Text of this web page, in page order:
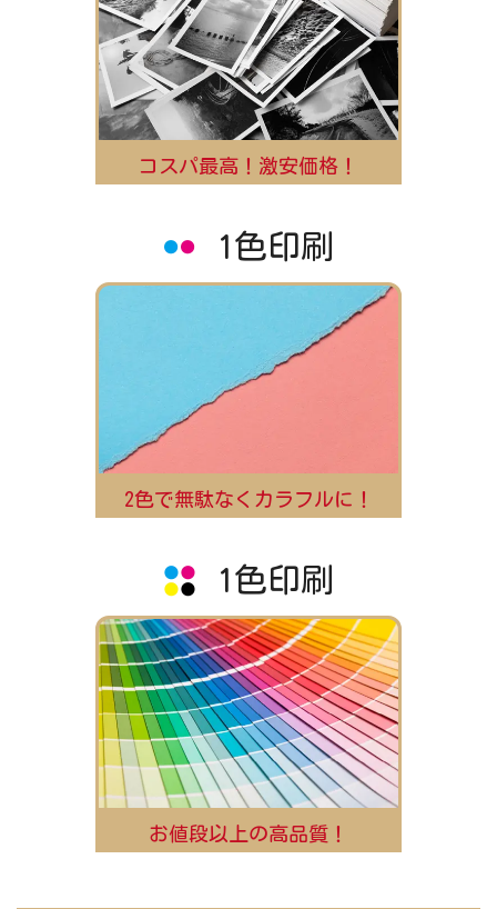
コスパ最高！激安価格！
1色印刷
2色で無駄なくカラフルに！
1色印刷
お値段以上の高品質！